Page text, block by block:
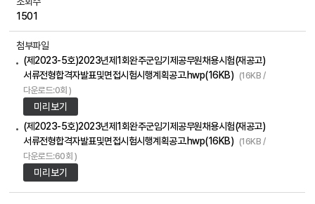
1501
첨부파일
(제2023-5호)2023년제1회완주군임기제공무원채용시험(재공고)
서류전형합격자발표및면접시험시행계획공고.hwp(16KB) (16KB /
다운로드:0회 )
미리보기
(제2023-5호)2023년제1회완주군임기제공무원채용시험(재공고)
서류전형합격자발표및면접시험시행계획공고.hwp(16KB) (16KB /
다운로드:60회 )
미리보기